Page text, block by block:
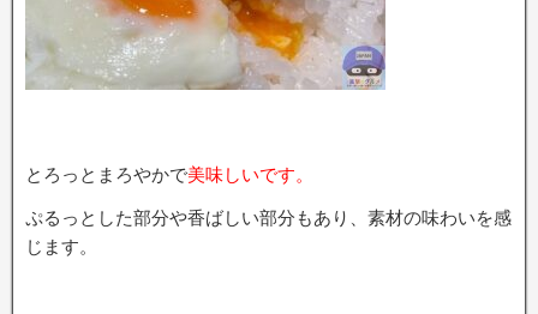
とろっとまろやかで美味しいです。
ぷるっとした部分や香ばしい部分もあり、素材の味わいを感
じます。